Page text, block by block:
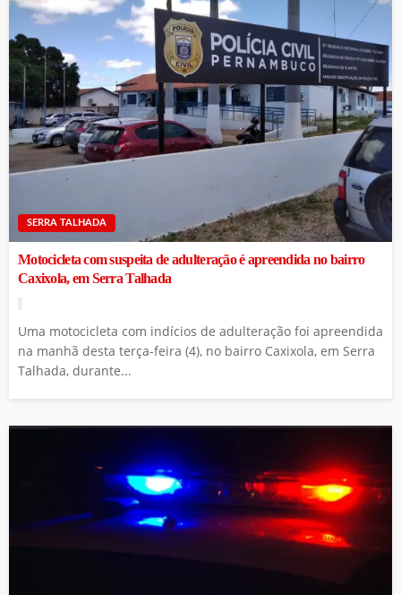
SERRA TALHADA
Motocicleta com suspeita de adulteração é apreendida no bairro
Caxixola, em Serra Talhada
Uma motocicleta com indícios de adulteração foi apreendida
na manhã desta terça-feira (4), no bairro Caxixola, em Serra
Talhada, durante...